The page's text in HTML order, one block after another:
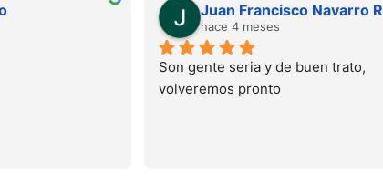
hace 4 meses
Son gente seria y de buen trato,
volveremos pronto